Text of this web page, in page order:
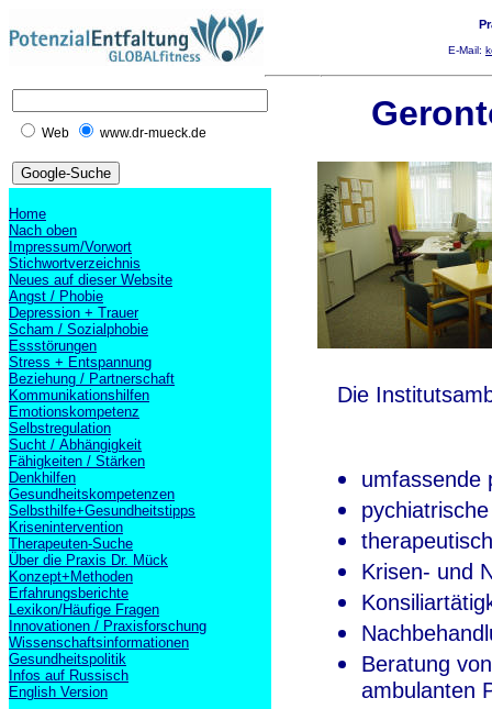
E-Mail:
Web www.dr-mueck.de
Home
Nach oben
Impressum/Vorwort
Stichwortverzeichnis
Neues auf dieser Website
Angst / Phobie
Depression + Trauer
Scham / Sozialphobie
Essstörungen
Stress + Entspannung
Beziehung / Partnerschaft
Kommunikationshilfen
Emotionskompetenz
Selbstregulation
Sucht / Abhängigkeit
Fähigkeiten / Stärken
Denkhilfen
Gesundheitskompetenzen
Selbsthilfe+Gesundheitstipps
Krisenintervention
Therapeuten-Suche
Über die Praxis Dr. Mück
Konzept+Methoden
Erfahrungsberichte
Lexikon/Häufige Fragen
Innovationen / Praxisforschung
Wissenschaftsinformationen
Gesundheitspolitik
Infos auf Russisch
English Version
Die
umfassende
Krisen- und
Beratung
ambulanten